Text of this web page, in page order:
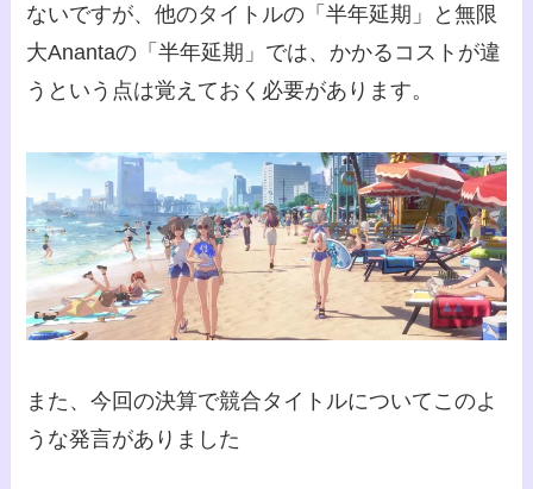
ないですが、他のタイトルの「半年延期」と無限
大Anantaの「半年延期」では、かかるコストが違
うという点は覚えておく必要があります。
また、今回の決算で競合タイトルについてこのよ
うな発言がありました